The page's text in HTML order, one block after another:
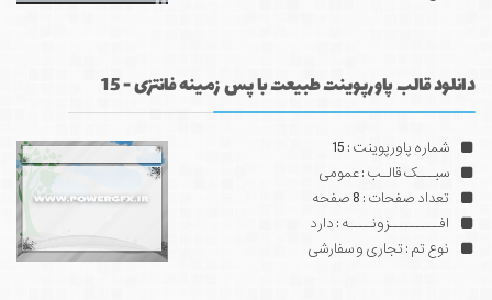
دانلود قالب پاورپوینت طبیعت با پس زمینه فانتزی - 15
شماره پاورپوینت : 15
سبـــک قالـب : عمومی
تعداد صفحات : 8 صفحه
افـــــــــزونــــه : دارد
نوع تم : تجاری و سفارشی